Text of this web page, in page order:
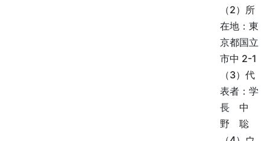
（2）所
在地：東
京都国立
市中 2-1
（3）代
表者：学
長 中
野 聡